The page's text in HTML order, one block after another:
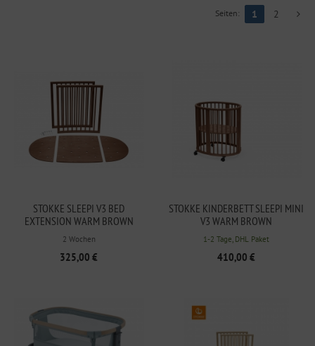
Seiten: 1 2
STOKKE SLEEPI V3 BED
EXTENSION WARM BROWN
2 Wochen
325,00 €
STOKKE KINDERBETT SLEEPI MINI
V3 WARM BROWN
1-2 Tage, DHL Paket
410,00 €